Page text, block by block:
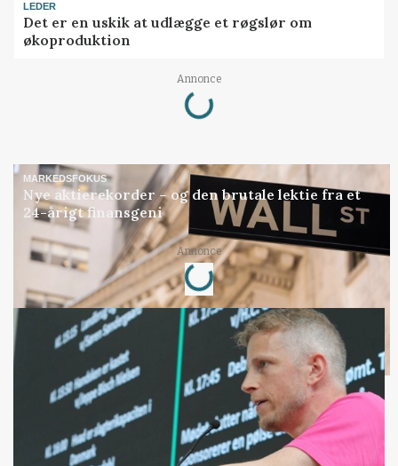
LEDER
Det er en uskik at udlægge et røgslør om
økoproduktion
Annonce
Loading...
MARKEDSFOKUS
Nye aktierekorder – og den brutale lektie fra et
24-årigt finansgeni
Annonce
Loading...